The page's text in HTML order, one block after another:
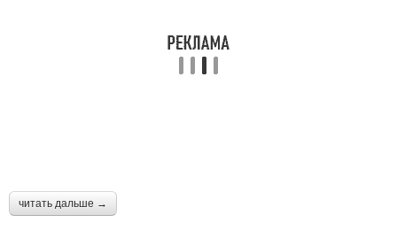
читать дальше →